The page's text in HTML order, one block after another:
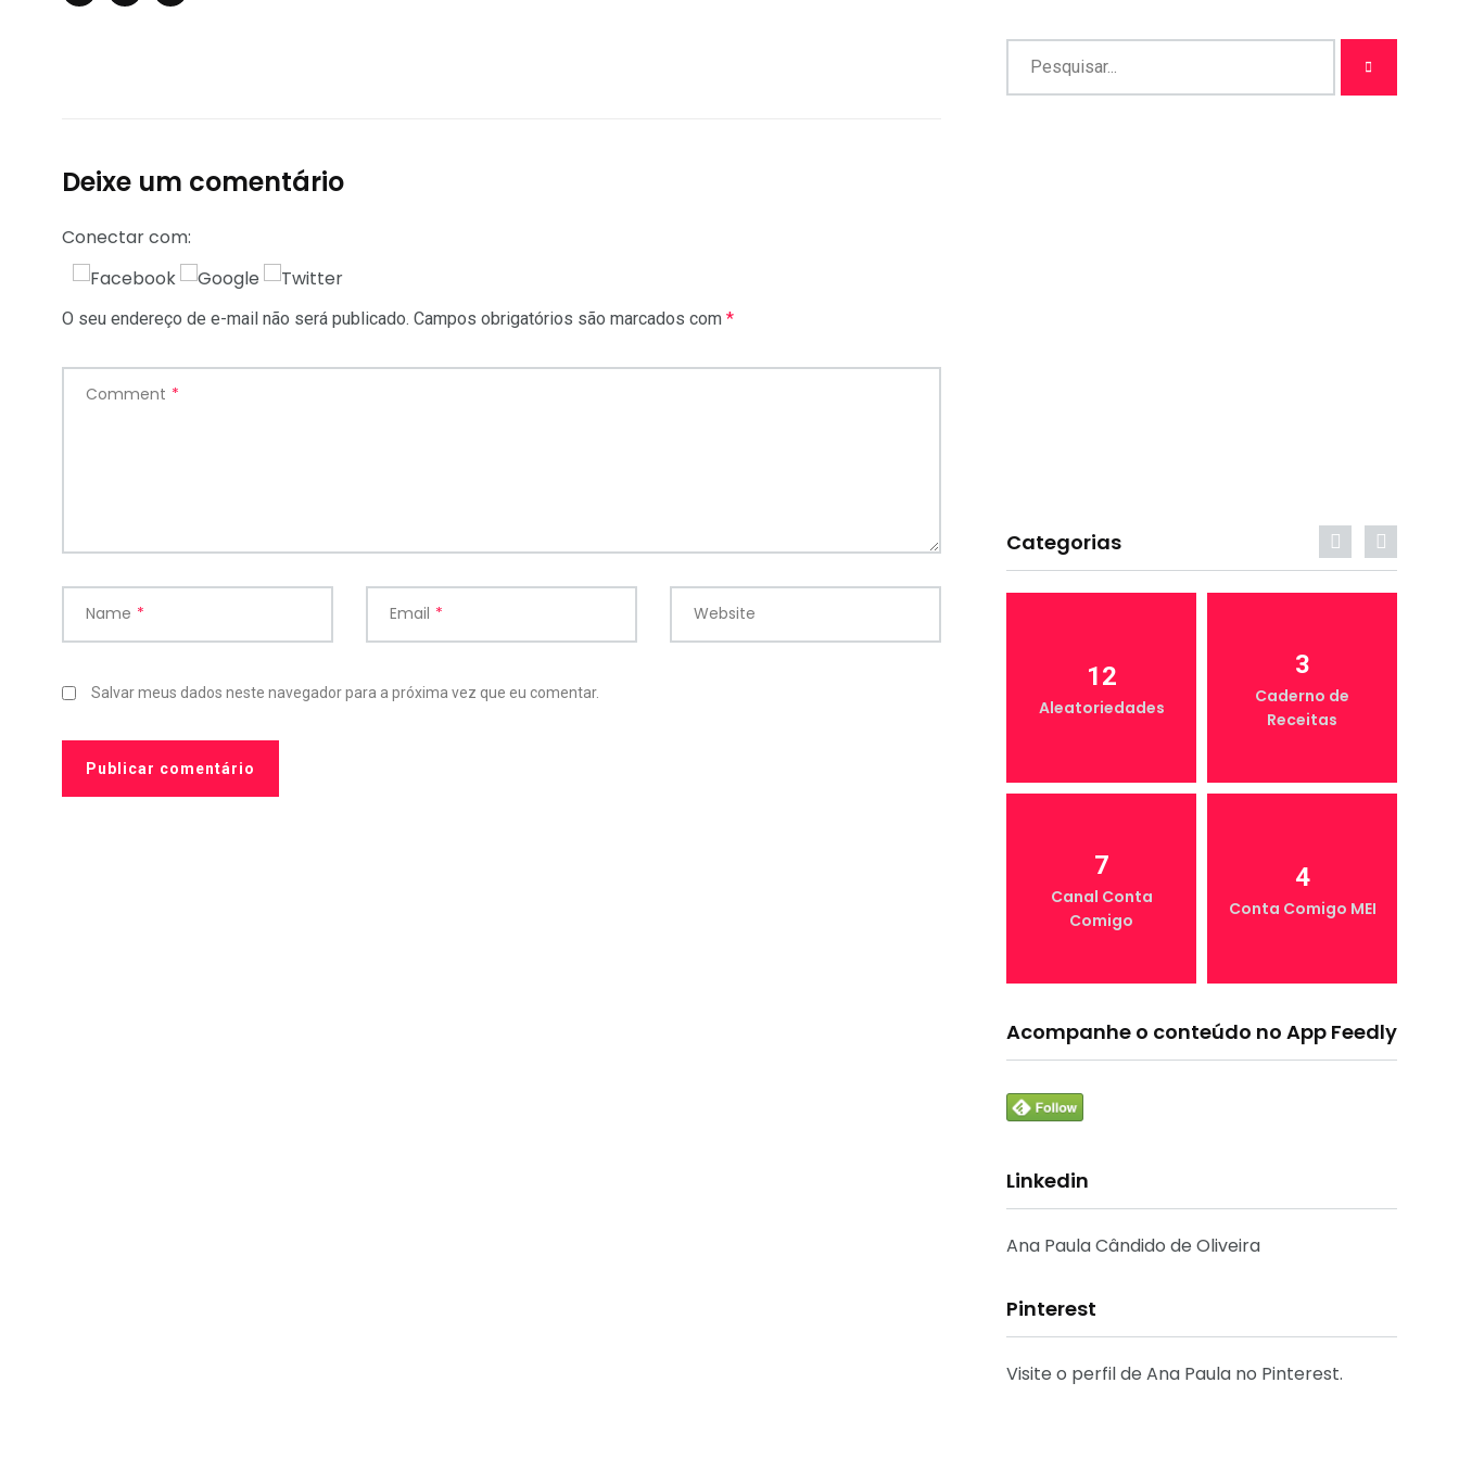
Deixe um comentário
Conectar com:
O seu endereço de e-mail não será publicado. Campos obrigatórios são marcados com *
Comment *
Name * Email * Website
Salvar meus dados neste navegador para a próxima vez que eu comentar.
Categorias
Literário Resenhas escritas TAG 5 Livros
12
Aleatoriedades
3
Caderno de
Receitas
7
Canal Conta
Comigo
4
Conta Comigo MEI
Acompanhe o conteúdo no App Feedly
Linkedin
Ana Paula Cândido de Oliveira
Pinterest
Visite o perfil de Ana Paula no Pinterest.